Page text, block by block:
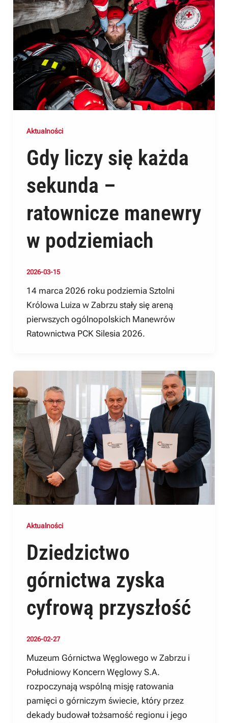
Aktualności
Gdy liczy się każda
sekunda –
ratownicze manewry
w podziemiach
2026-03-15
14 marca 2026 roku podziemia Sztolni
Królowa Luiza w Zabrzu stały się areną
pierwszych ogólnopolskich Manewrów
Ratownictwa PCK Silesia 2026.
Aktualności
Dziedzictwo
górnictwa zyska
cyfrową przyszłość
2026-02-27
Muzeum Górnictwa Węglowego w Zabrzu i
Południowy Koncern Węglowy S.A.
rozpoczynają wspólną misję ratowania
pamięci o górniczym świecie, który przez
dekady budował tożsamość regionu i jego